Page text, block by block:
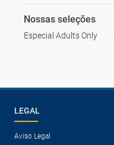
Nossas seleções
Especial Adults Only
LEGAL
Aviso Legal